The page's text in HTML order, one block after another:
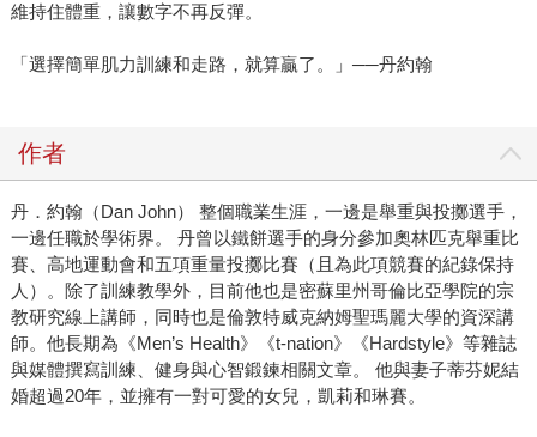
維持住體重，讓數字不再反彈。
「選擇簡單肌力訓練和走路，就算贏了。」──丹約翰
作者
丹．約翰（Dan John） 整個職業生涯，一邊是舉重與投擲選手，
一邊任職於學術界。 丹曾以鐵餅選手的身分參加奧林匹克舉重比
賽、高地運動會和五項重量投擲比賽（且為此項競賽的紀錄保持
人）。除了訓練教學外，目前他也是密蘇里州哥倫比亞學院的宗
教研究線上講師，同時也是倫敦特威克納姆聖瑪麗大學的資深講
師。他長期為《Men’s Health》《t-nation》《Hardstyle》等雜誌
與媒體撰寫訓練、健身與心智鍛鍊相關文章。 他與妻子蒂芬妮結
婚超過20年，並擁有一對可愛的女兒，凱莉和琳賽。